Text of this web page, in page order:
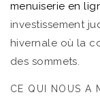
menuiserie en
investissement
hivernale où la
des sommets.
CE QUI NOUS A